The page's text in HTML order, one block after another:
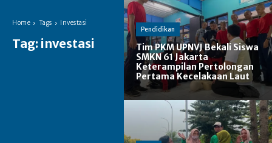
Home Tags Investasi
Tag: investasi
Pendidikan
Tim PKM UPNVJ Bekali Siswa
SMKN 61 Jakarta
Keterampilan Pertolongan
Pertama Kecelakaan Laut